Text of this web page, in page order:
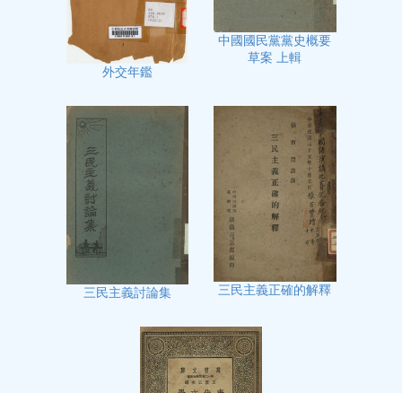
外交年鑑
中國國民黨黨史概要
草案 上輯
三民主義討論集 三民主義正確的解釋